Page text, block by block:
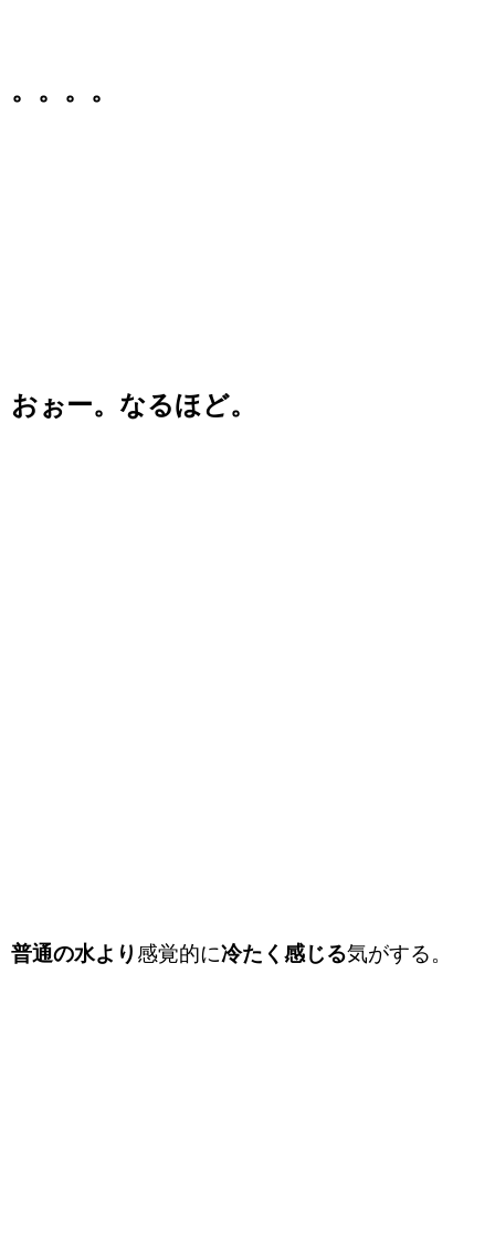
。。。。
おぉー。なるほど。
普通の水より 感覚的に冷たく感じる気がする。